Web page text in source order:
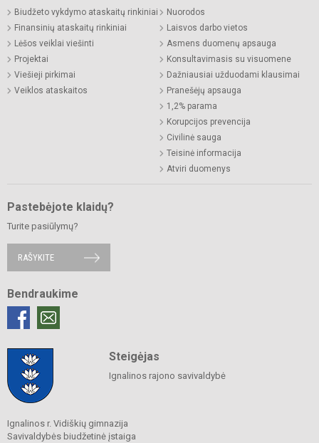
Biudžeto vykdymo ataskaitų rinkiniai
Finansinių ataskaitų rinkiniai
Lėšos veiklai viešinti
Projektai
Viešieji pirkimai
Veiklos ataskaitos
Nuorodos
Laisvos darbo vietos
Asmens duomenų apsauga
Konsultavimasis su visuomene
Dažniausiai užduodami klausimai
Pranešėjų apsauga
1,2% parama
Korupcijos prevencija
Civilinė sauga
Teisinė informacija
Atviri duomenys
Pastebėjote klaidų?
Turite pasiūlymų?
RAŠYKITE
Bendraukime
Steigėjas
Ignalinos rajono savivaldybė
Ignalinos r. Vidiškių gimnazija
Savivaldybės biudžetinė įstaiga